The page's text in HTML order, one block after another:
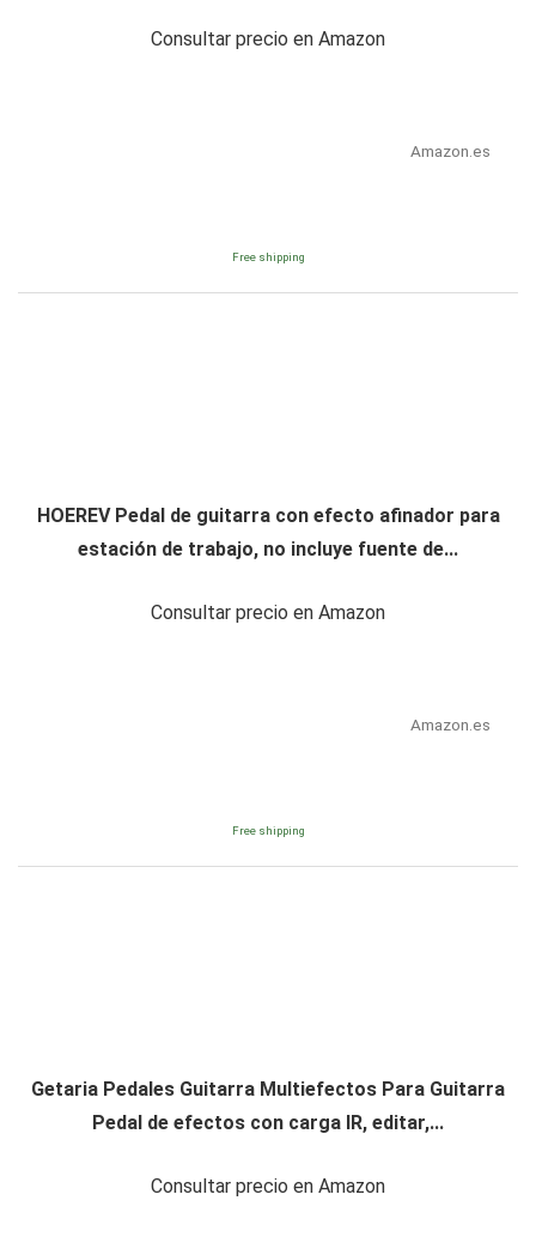
Consultar precio en Amazon
Amazon.es
Free shipping
HOEREV Pedal de guitarra con efecto afinador para
estación de trabajo, no incluye fuente de...
Consultar precio en Amazon
Amazon.es
Free shipping
Getaria Pedales Guitarra Multiefectos Para Guitarra
Pedal de efectos con carga IR, editar,...
Consultar precio en Amazon